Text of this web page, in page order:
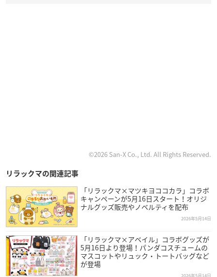
©2026 San-X Co., Ltd. All Rights Reserved.
リラックマの関連記事
「リラックマ×マツキヨココカラ」コラボ
キャンペーンが5月16日スタート！オリジ
ナルグッズ販売やノベルティを配布
2026年5月14日
「リラックマ×アベイル」コラボグッズが
5月16日より登場！パンダコスチュームの
マスコットやリュック・トートバッグなど
が登場
2026年5月14日